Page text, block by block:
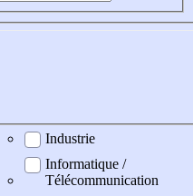
Industrie
Informatique /
Télécommunication